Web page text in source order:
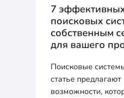
7
поисковых
собственным
для вашего
Поисковые
статье предлагают
возможности,